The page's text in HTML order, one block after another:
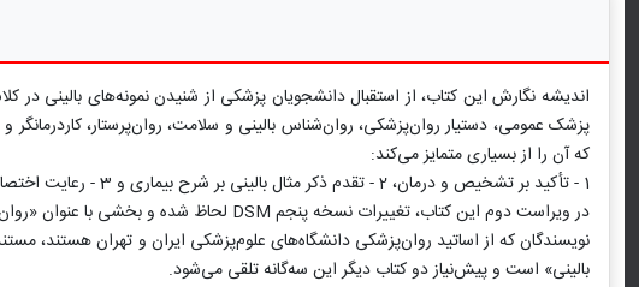
اندیشه نگارش این کتاب، از استقبال دانشجویان پزشکی از شنیدن نمونه‌های
پزشک عمومی، دستیار روان‌پزشکی، روان‌شناس بالینی و سلامت، روان‌پرستار، کاردرمانگر
که آن را از بسیاری متمایز می‌کند:
1 - تأکید بر تشخیص و درمان، 2 - تقدم ذکر مثال بالینی بر شرح بیماری و 3 - رعایت اختصار.
در ویراست دوم این کتاب، تغییرات نسخه پنجم DSM لحاظ شده و بخشی با عنوان «روان‌‌پزشکی کودک و نوجوان» افزوده شده است.
نویسندگان که از اساتید روان‌پزشکی دانشگاه‌های علوم‌پزشکی ایران و تهران هستند،
بالینی» است و پیش‌نیاز دو کتاب دیگر این سه‌گانه تلقی می‌شود.